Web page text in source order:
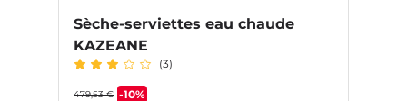
Sèche-serviettes eau chaude
KAZEANE
(3)
479,53 € -10%